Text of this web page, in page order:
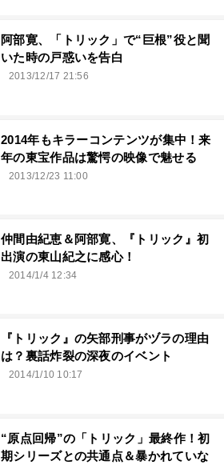
阿部寛、「トリック」で“巨根”役と聞
いた時の戸惑いを告白
2013/12/17 21:56
2014年もキラーコンテンツが集中！来
年の東宝作品は驚愕の映像で魅せる
2013/12/23 11:00
仲間由紀恵＆阿部寛、『トリック』初
出演の東山紀之に感心！
2014/1/4 12:34
『トリック』の矢部刑事がヅラの理由
は？裏話炸裂の深夜のイベント
2014/1/10 10:17
“原点回帰”の「トリック」最終作！初
期シリーズとの共通点＆暴かれていな